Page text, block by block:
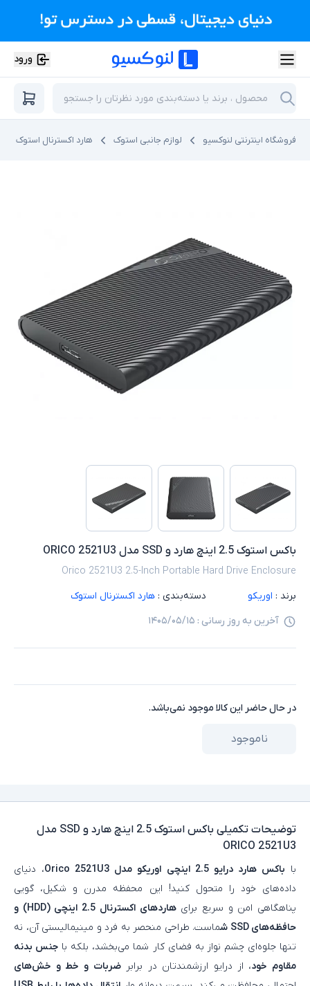
ورود
فروشگاه اینترنتی لنوکسیو لوازم جانبی استوک هارد اکسترنال استوک
باکس استوک 2.5 اینچ هارد و SSD مدل ORICO 2521U3
Orico 2521U3 2.5-Inch Portable Hard Drive Enclosure
برند : اوریکو دسته‌بندی : هارد اکسترنال استوک
آخرین به روز رسانی : ۱۴۰۵/۰۵/۱۵
در حال حاضر این کالا موجود نمی‌باشد.
ناموجود
توضیحات تکمیلی
باکس استوک 2.5 اینچ هارد و SSD مدل
ORICO 2521U3
با باکس هارد درایو 2.5 اینچی اوریکو مدل Orico 2521U3
، دنیای
داده‌های خود را متحول کنید! این محفظه مدرن و شکیل، گویی
پناهگاهی امن و سریع برای
هاردهای اکسترنال 2.5 اینچی (HDD) و
حافظه‌های SSD ش
ماست. طراحی منحصر به فرد و مینیمالیستی آن، نه
تنها جلوه‌ای چشم‌ نواز به فضای کار شما می‌بخشد، بلکه با جنس بدنه
مقاوم خود، از درایو ارزشمندتان در برابرضربات و خط و خش‌های